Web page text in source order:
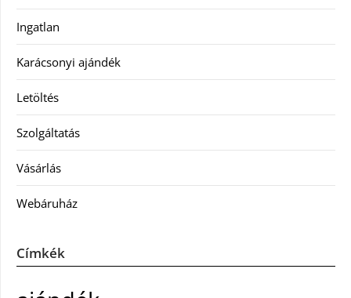
Ingatlan
Karácsonyi ajándék
Letöltés
Szolgáltatás
Vásárlás
Webáruház
Címkék